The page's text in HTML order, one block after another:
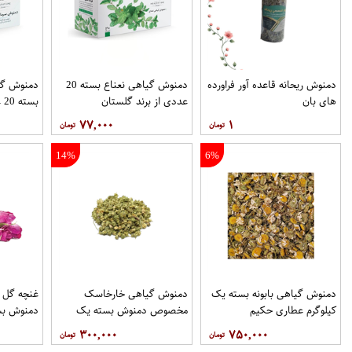
دمنوش ریحانه قاعده آور فراورده
های بان
۱
دمنوش گیاهی نعناع بسته 20
عددی از برند گلستان
۷۷,۰۰۰
دمنوش
بسته 20 عددی از برند گلستان
6%
دمنوش گیاهی بابونه بسته یک
کیلوگرم عطاری حکیم
۷۵۰,۰۰۰
14%
دمنوش گیاهی خارخاسک
مخصوص دمنوش بسته یک
۳۰۰,۰۰۰
غنچه
دمنوش